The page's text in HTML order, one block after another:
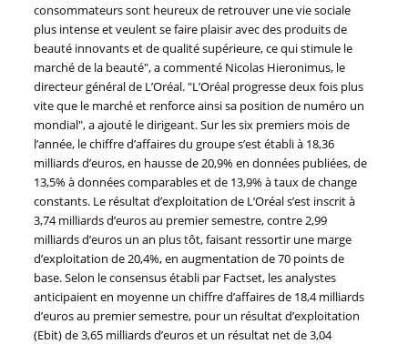
consommateurs sont heureux de retrouver une vie sociale
plus intense et veulent se faire plaisir avec des produits de
beauté innovants et de qualité supérieure, ce qui stimule le
marché de la beauté", a commenté Nicolas Hieronimus, le
directeur général de L’Oréal. "L’Oréal progresse deux fois plus
vite que le marché et renforce ainsi sa position de numéro un
mondial", a ajouté le dirigeant. Sur les six premiers mois de
l’année, le chiffre d’affaires du groupe s’est établi à 18,36
milliards d’euros, en hausse de 20,9% en données publiées, de
13,5% à données comparables et de 13,9% à taux de change
constants. Le résultat d’exploitation de L’Oréal s’est inscrit à
3,74 milliards d’euros au premier semestre, contre 2,99
milliards d’euros un an plus tôt, faisant ressortir une marge
d’exploitation de 20,4%, en augmentation de 70 points de
base. Selon le consensus établi par Factset, les analystes
anticipaient en moyenne un chiffre d’affaires de 18,4 milliards
d’euros au premier semestre, pour un résultat d’exploitation
(Ebit) de 3,65 milliards d’euros et un résultat net de 3,04